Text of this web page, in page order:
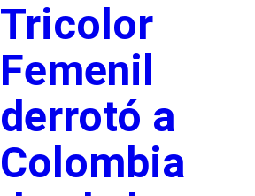
Tricolor
Femenil
derrotó a
Colombia